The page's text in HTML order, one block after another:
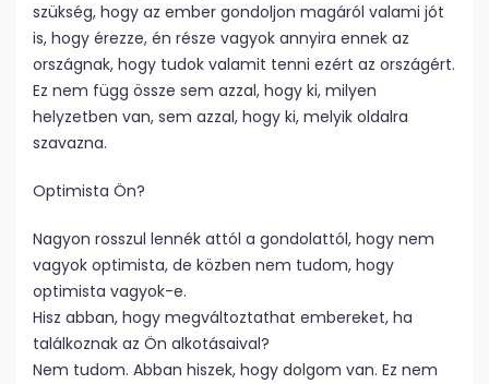
szükség, hogy az ember gondoljon magáról valami jót
is, hogy érezze, én része vagyok annyira ennek az
országnak, hogy tudok valamit tenni ezért az országért.
Ez nem függ össze sem azzal, hogy ki, milyen
helyzetben van, sem azzal, hogy ki, melyik oldalra
szavazna.
Optimista Ön?
Nagyon rosszul lennék attól a gondolattól, hogy nem
vagyok optimista, de közben nem tudom, hogy
optimista vagyok-e.
Hisz abban, hogy megváltoztathat embereket, ha
találkoznak az Ön alkotásaival?
Nem tudom. Abban hiszek, hogy dolgom van. Ez nem